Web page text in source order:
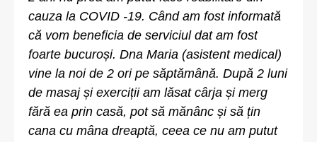
cauza la COVID -19. Când am fost informată
că vom beneficia de serviciul dat am fost
foarte bucuroși. Dna Maria (asistent medical)
vine la noi de 2 ori pe săptămână. După 2 luni
de masaj și exerciții am lăsat cârja și merg
fără ea prin casă, pot să mănânc și să țin
cana cu mâna dreaptă, ceea ce nu am putut